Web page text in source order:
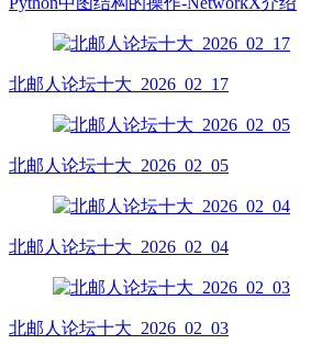
北邮人论坛十大_2026_02_17
北邮人论坛十大_2026_02_05
北邮人论坛十大_2026_02_04
北邮人论坛十大_2026_02_03